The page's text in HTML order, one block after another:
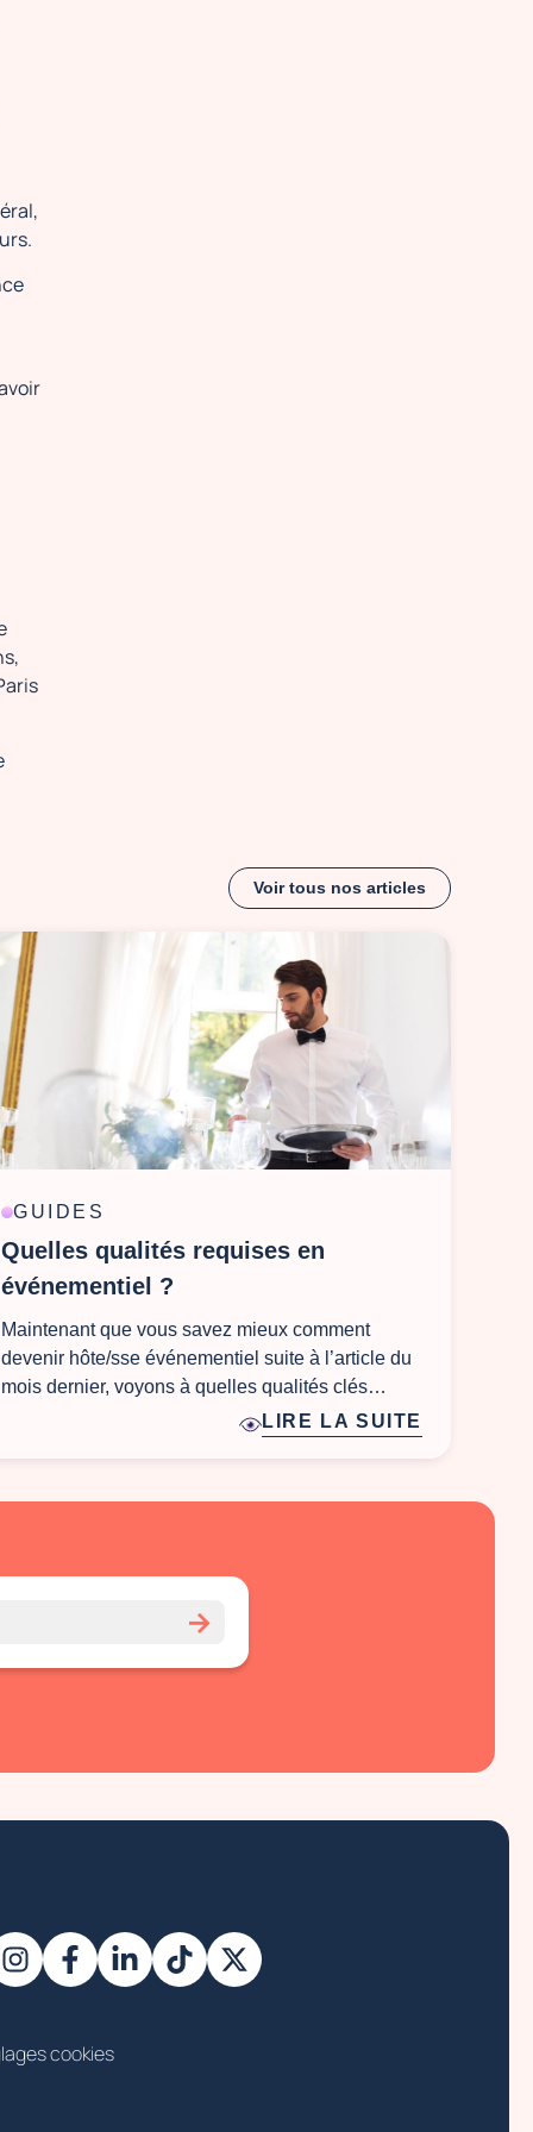
Voir tous nos articles
GUIDES
Quelles qualités requises en
événementiel ?
Maintenant que vous savez mieux comment
devenir hôte/sse événementiel suite à l’article du
mois dernier, voyons à quelles qualités clés…
LIRE LA SUITE
→
cookies